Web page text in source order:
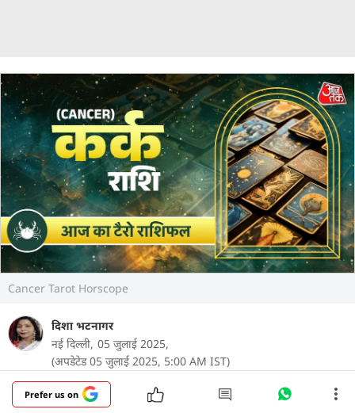
Cancer Tarot Horscope
दिशा भटनागर
नई दिल्ली, 05 जुलाई 2025,
(अपडेटेड 05 जुलाई 2025, 5:00 AM IST)
Prefer us on